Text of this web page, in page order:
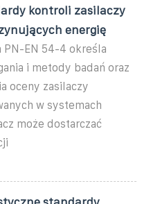
kontroli zasilaczy
energię
PN-EN 54-4 określa
i metody badań oraz
oceny zasilaczy
w systemach
może dostarczać